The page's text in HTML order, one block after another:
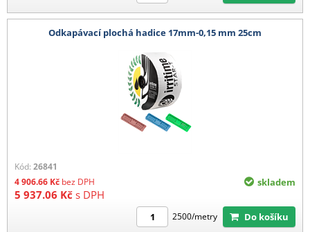
Odkapávací plochá hadice 17mm-0,15 mm 25cm
Kód: 26841
4 906.66 Kč bez DPH
5 937.06 Kč s DPH
skladem
2500/metry Do košíku